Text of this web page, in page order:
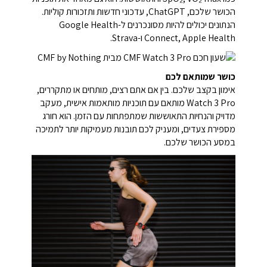
הכושר שלכם, ChatGPT, עדכוני חדשות ותזכורות קוליות.
הנתונים יכולים להיות מסונכרנים ל-Google Health
Connect, Apple Health ו-Strava.
כושר שמותאם לכם
אימון בקצב שלכם. בין אם אתם רצים, מותחים או מתקררים,
Watch 3 Pro מותאם עם תוכניות מותאמות אישית, מעקב
מדויק והנחיות התאוששות שמתפתחות עם הזמן. הוא חורג
מספירת צעדים, ומעניק לכם תובנות מעמיקות יותר לתמיכה
במסע הכושר שלכם.